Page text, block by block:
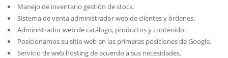
Manejo de inventario gestión de stock.
Sistema de venta administrador web de clientes y órdenes.
Administrador web de catálogo, productos y contenido.
Posicionamos su sitio web en las primeras posiciones de Google.
Servicio de web hosting de acuerdo a sus necesidades.